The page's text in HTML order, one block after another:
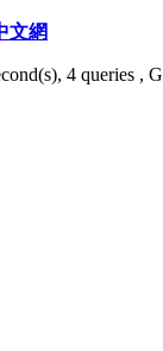
文網
4 queries ,